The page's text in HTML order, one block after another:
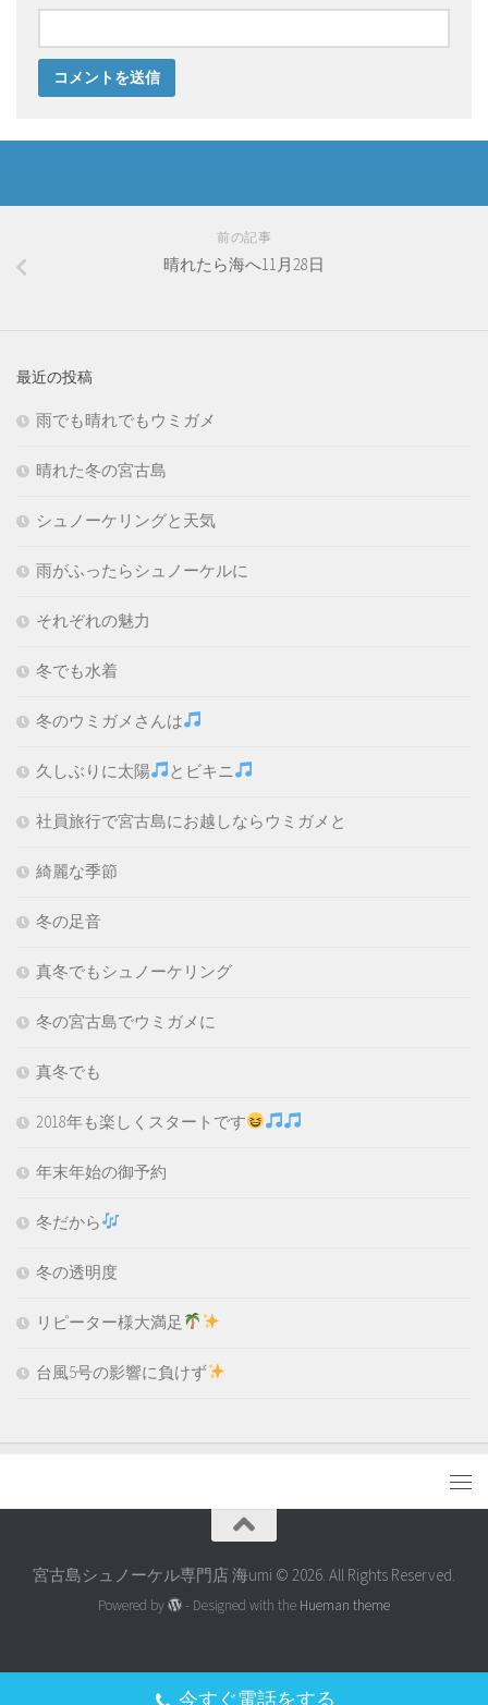
前の記事
晴れたら海へ11月28日
最近の投稿
雨でも晴れでもウミガメ
晴れた冬の宮古島
シュノーケリングと天気
雨がふったらシュノーケルに
それぞれの魅力
冬でも水着
冬のウミガメさんは
久しぶりに太陽 とビキニ
社員旅行で宮古島にお越しならウミガメと
綺麗な季節
冬の足音
真冬でもシュノーケリング
冬の宮古島でウミガメに
真冬でも
2018年も楽しくスタートです
年末年始の御予約
冬だから
冬の透明度
リピーター様大満足
台風5号の影響に負けず
宮古島シュノーケル専門店 海umi © 2026. All Rights Reserved.
Powered by - Designed with the Hueman theme
今すぐ電話をする